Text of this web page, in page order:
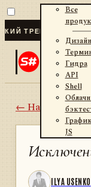
ДЛЯ .NET И
Все
Гидра
API
Shell
JS
← Назад
ILYA USENKO